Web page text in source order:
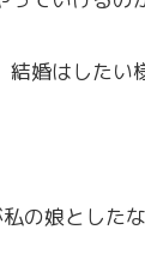
婚はしたい
の娘とした